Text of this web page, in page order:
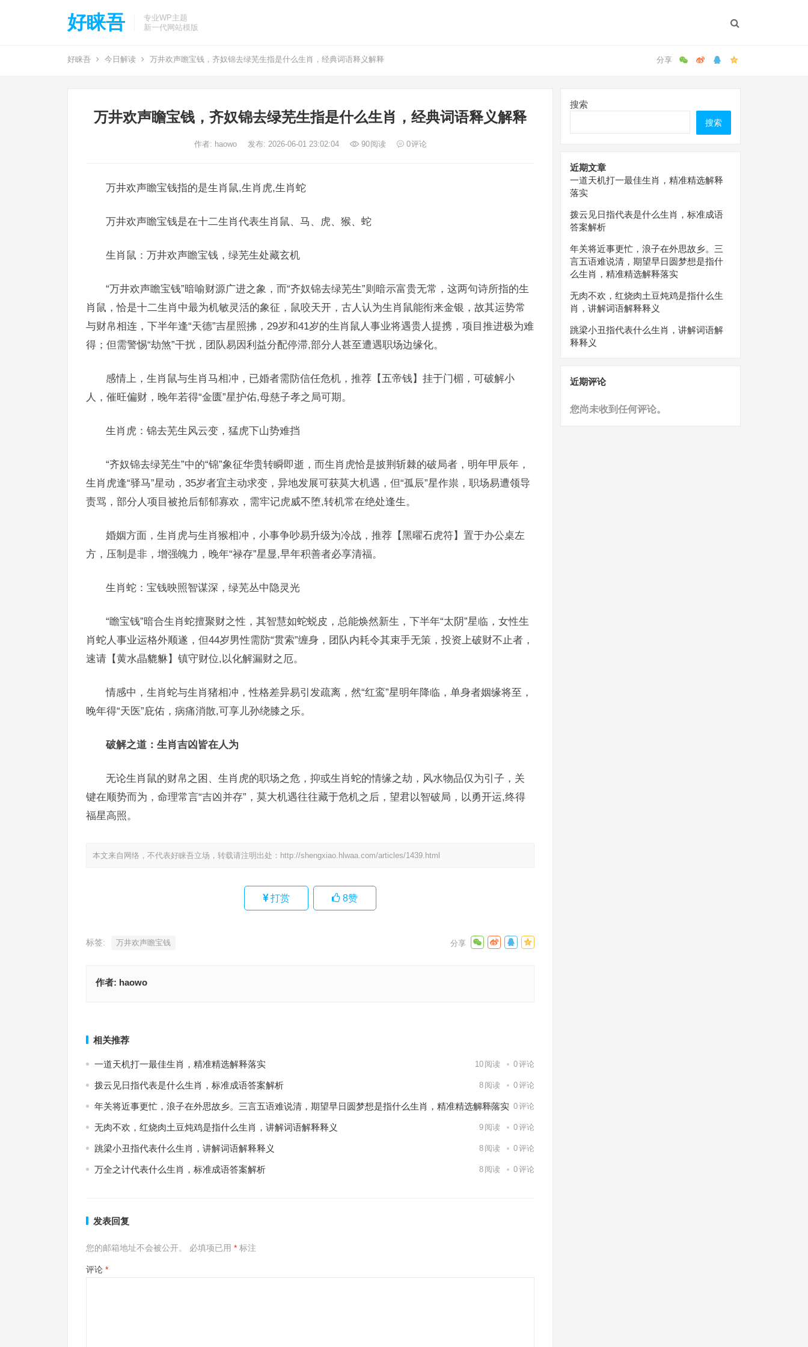
好睐吾
专业WP主题
新一代网站模版
好睐吾 今日解读 万井欢声瞻宝钱，齐奴锦去绿芜生指是什么生肖，经典词语释义解释
万井欢声瞻宝钱，齐奴锦去绿芜生指是什么生肖，经典词语释义解释
作者: haowo 发布: 2026-06-01 23:02:04 90阅读 0评论
万井欢声瞻宝钱指的是生肖鼠,生肖虎,生肖蛇
万井欢声瞻宝钱是在十二生肖代表生肖鼠、马、虎、猴、蛇
生肖鼠：万井欢声瞻宝钱，绿芜生处藏玄机
“万井欢声瞻宝钱”暗喻财源广进之象，而“齐奴锦去绿芜生”则暗示富贵无常，这两句诗所指的生
肖鼠，恰是十二生肖中最为机敏灵活的象征，鼠咬天开，古人认为生肖鼠能衔来金银，故其运势常
与财帛相连，下半年逢“天德”吉星照拂，29岁和41岁的生肖鼠人事业将遇贵人提携，项目推进极为难
得；但需警惕“劫煞”干扰，团队易因利益分配停滞,部分人甚至遭遇职场边缘化。
感情上，生肖鼠与生肖马相冲，已婚者需防信任危机，推荐【五帝钱】挂于门楣，可破解小
人，催旺偏财，晚年若得“金匮”星护佑,母慈子孝之局可期。
生肖虎：锦去芜生风云变，猛虎下山势难挡
“齐奴锦去绿芜生”中的“锦”象征华贵转瞬即逝，而生肖虎恰是披荆斩棘的破局者，明年甲辰年，
生肖虎逢“驿马”星动，35岁者宜主动求变，异地发展可获莫大机遇，但“孤辰”星作祟，职场易遭领导
责骂，部分人项目被抢后郁郁寡欢，需牢记虎威不堕,转机常在绝处逢生。
婚姻方面，生肖虎与生肖猴相冲，小事争吵易升级为冷战，推荐【黑曜石虎符】置于办公桌左
方，压制是非，增强魄力，晚年“禄存”星显,早年积善者必享清福。
生肖蛇：宝钱映照智谋深，绿芜丛中隐灵光
“瞻宝钱”暗合生肖蛇擅聚财之性，其智慧如蛇蜕皮，总能焕然新生，下半年“太阴”星临，女性生
肖蛇人事业运格外顺遂，但44岁男性需防“贯索”缠身，团队内耗令其束手无策，投资上破财不止者，
速请【黄水晶貔貅】镇守财位,以化解漏财之厄。
情感中，生肖蛇与生肖猪相冲，性格差异易引发疏离，然“红鸾”星明年降临，单身者姻缘将至，
晚年得“天医”庇佑，病痛消散,可享儿孙绕膝之乐。
破解之道：生肖吉凶皆在人为
无论生肖鼠的财帛之困、生肖虎的职场之危，抑或生肖蛇的情缘之劫，风水物品仅为引子，关
键在顺势而为，命理常言“吉凶并存”，莫大机遇往往藏于危机之后，望君以智破局，以勇开运,终得
福星高照。
本文来自网络，不代表好睐吾立场，转载请注明出处： http://shengxiao.hlwaa.com/articles/1439.html
打赏 8赞
标签: 万井欢声瞻宝钱
作者: haowo
相关推荐
一道天机打一最佳生肖，精准精选解释落实 10 阅读 0评论
拨云见日指代表是什么生肖，标准成语答案解析 8 阅读 0评论
年关将近事更忙，浪子在外思故乡。三言五语难说清，期望早日圆梦想是指什么生肖，精准精选解释落实
11阅读 0评论
无肉不欢，红烧肉土豆炖鸡是指什么生肖，讲解词语解释释义 9 阅读 0评论
跳梁小丑指代表什么生肖，讲解词语解释释义 8 阅读 0评论
万全之计代表什么生肖，标准成语答案解析 8 阅读 0评论
发表回复
您的邮箱地址不会被公开。 必填项已用 * 标注
评论 *
搜索
搜索
近期文章
一道天机打一最佳生肖，精准精选解释
落实
拨云见日指代表是什么生肖，标准成语
答案解析
年关将近事更忙，浪子在外思故乡。三
言五语难说清，期望早日圆梦想是指什
么生肖，精准精选解释落实
无肉不欢，红烧肉土豆炖鸡是指什么生
肖，讲解词语解释释义
跳梁小丑指代表什么生肖，讲解词语解
释释义
近期评论
您尚未收到任何评论。